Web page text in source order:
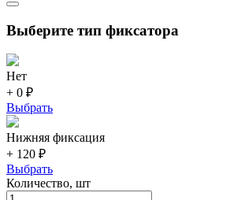
Выберите тип фиксатора
Нет
+ 0 ₽
Выбрать
Нижняя фиксация
+ 120 ₽
Выбрать
Количество, шт